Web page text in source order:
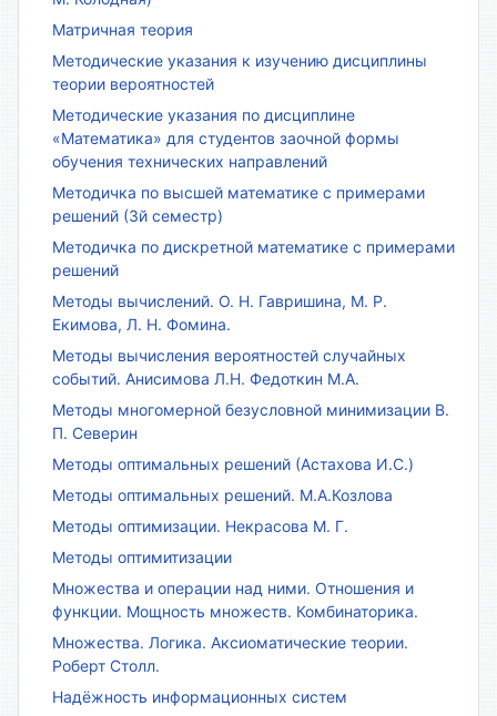
Матричная теория
Методические указания к изучению дисциплины
теории вероятностей
Методические указания по дисциплине
«Математика» для студентов заочной формы
обучения технических направлений
Методичка по высшей математике с примерами
решений (3й семестр)
Методичка по дискретной математике с примерами
решений
Методы вычислений. О. Н. Гавришина, М. Р.
Екимова, Л. Н. Фомина.
Методы вычисления вероятностей случайных
событий. Анисимова Л.Н. Федоткин М.А.
Методы многомерной безусловной минимизации В.
П. Северин
Методы оптимальных решений (Астахова И.С.)
Методы оптимальных решений. М.А.Козлова
Методы оптимизации. Некрасова М. Г.
Методы оптимитизации
Множества и операции над ними. Отношения и
функции. Мощность множеств. Комбинаторика.
Множества. Логика. Аксиоматические теории.
Роберт Столл.
Надёжность информационных систем